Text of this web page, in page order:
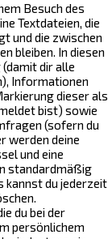
Besuch des
Textdateien, die
und die zwischen
bleiben. In diesen
(damit dir alle
Informationen
dieser als
bist) sowie
(sofern du
werden deine
und eine
standardmäßig
kannst du jederzeit
du bei der
persönlichem